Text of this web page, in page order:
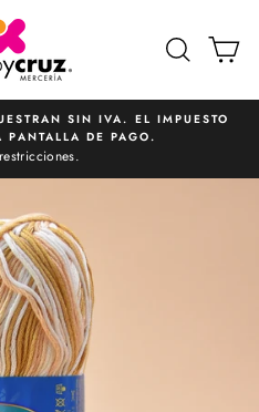
diapositivas
SIN IVA. EL IMPUESTO
PANTALLA DE PAGO.